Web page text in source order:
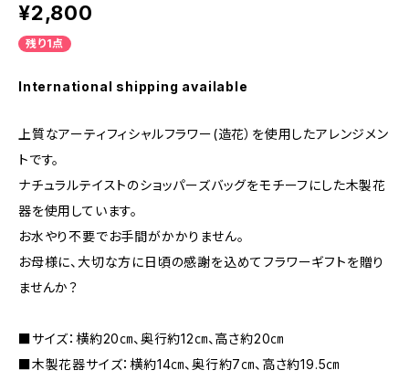
¥2,800
残り1点
International shipping available
上質なアーティフィシャルフラワー(造花）を使用したアレンジメン
トです。
ナチュラルテイストのショッパーズバッグをモチーフにした木製花
器を使用しています。
お水やり不要でお手間がかかりません。
お母様に、大切な方に日頃の感謝を込めてフラワーギフトを贈り
ませんか？
■サイズ：横約20㎝、奥行約12㎝、高さ約20㎝
■木製花器サイズ：横約14㎝、奥行約7㎝、高さ約19.5㎝